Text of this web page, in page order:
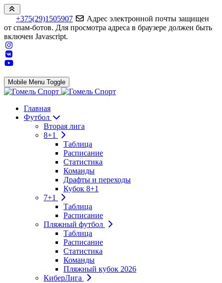
+375(29)1505907
Адрес электронной почты защищен
от спам-ботов. Для просмотра адреса в браузере должен быть
включен Javascript.
Mobile Menu Toggle
Главная
Футбол
Вторая лига
8+1
Таблица
Расписание
Статистика
Команды
Драфты и переходы
Кубок 8+1
7+1
Таблица
Расписание
Пляжный футбол
Таблица
Расписание
Статистика
Команды
Пляжный кубок 2026
КиберЛига